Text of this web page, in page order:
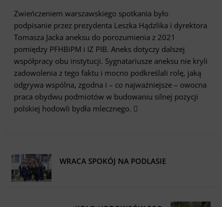
Zwieńczeniem warszawskiego spotkania było
podpisanie przez prezydenta Leszka Hądzlika i dyrektora
Tomasza Jacka aneksu do porozumienia z 2021
pomiędzy PFHBiPM i IZ PIB. Aneks dotyczy dalszej
współpracy obu instytucji. Sygnatariusze aneksu nie kryli
zadowolenia z tego faktu i mocno podkreślali rolę, jaką
odgrywa wspólna, zgodna i – co najważniejsze – owocna
praca obydwu podmiotów w budowaniu silnej pozycji
polskiej hodowli bydła mlecznego. 
WRACA SPOKÓJ NA PODLASIE